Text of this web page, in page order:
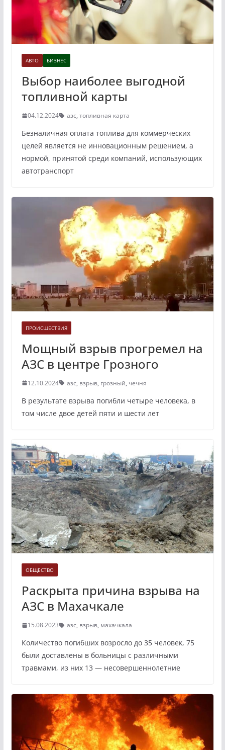
АВТО БИЗНЕС
Выбор наиболее выгодной
топливной карты
04.12.2024 азс, топливная карта
Безналичная оплата топлива для коммерческих
целей является не инновационным решением, а
нормой, принятой среди компаний, использующих
автотранспорт
ПРОИСШЕСТВИЯ
Мощный взрыв прогремел на
АЗС в центре Грозного
12.10.2024 азс, взрыв, грозный, чечня
В результате взрыва погибли четыре человека, в
том числе двое детей пяти и шести лет
ОБЩЕСТВО
Раскрыта причина взрыва на
АЗС в Махачкале
15.08.2023 азс, взрыв, махачкала
Количество погибших возросло до 35 человек, 75
были доставлены в больницы с различными
травмами, из них 13 — несовершеннолетние